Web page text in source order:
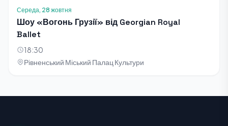
Середа, 28 жовтня
Шоу «Вогонь Грузії» від Georgian Royal
Ballet
18:30
Рівненський Міський Палац Культури